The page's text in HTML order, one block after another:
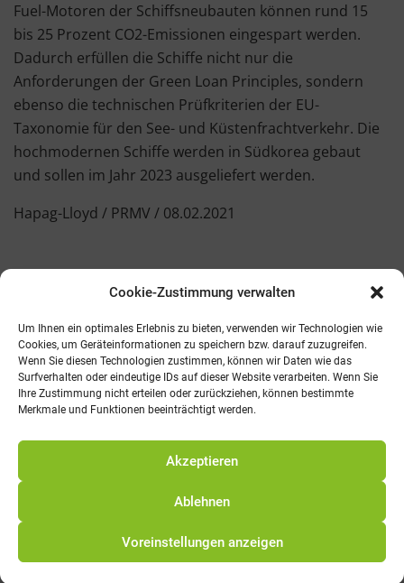
Cookie-Zustimmung verwalten
Um Ihnen ein optimales Erlebnis zu bieten, verwenden wir Technologien wie
Cookies, um Geräteinformationen zu speichern bzw. darauf zuzugreifen.
Wenn Sie diesen Technologien zustimmen, können wir Daten wie das
Surfverhalten oder eindeutige IDs auf dieser Website verarbeiten. Wenn Sie
Ihre Zustimmung nicht erteilen oder zurückziehen, können bestimmte
Merkmale und Funktionen beeinträchtigt werden.
Akzeptieren
Ablehnen
Voreinstellungen anzeigen
Fuel-Motoren der Schiffsneubauten können rund 15
bis 25 Prozent CO2-Emissionen eingespart werden.
Dadurch erfüllen die Schiffe nicht nur die
Anforderungen der Green Loan Principles, sondern
ebenso die technischen Prüfkriterien der EU-
Taxonomie für den See- und Küstenfrachtverkehr. Die
hochmodernen Schiffe werden in Südkorea gebaut
und sollen im Jahr 2023 ausgeliefert werden.
Hapag-Lloyd / PRMV / 08.02.2021
Kontakt AGB Fachmedien Cookie-Richtlinie (EU)
Telefon: 0821 242800
E-Mail: info@promv.de
© 2021 Pro Management Verlag
Alle Preise exkl. der gesetzlichen MwSt.